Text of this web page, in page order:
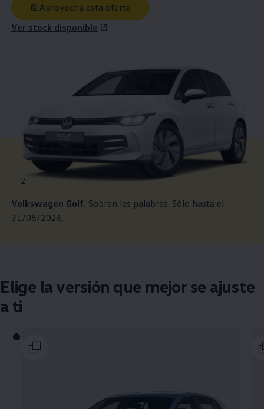
Aprovecha esta oferta
Ver stock disponible
2
Volkswagen Golf. Sobran las palabras. Sólo hasta el
31/08/2026.
Elige la versión que mejor se ajuste
a ti